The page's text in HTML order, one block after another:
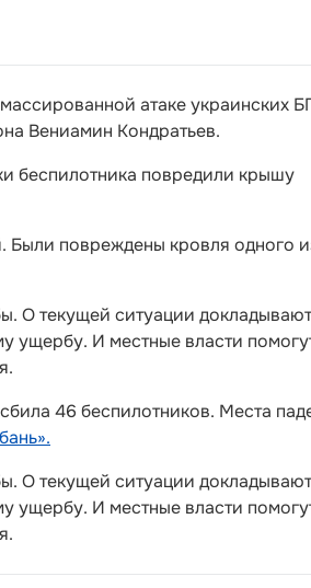
атаке украинских
Вениамин Кондратьев.
беспилотника повредили крышу
Были повреждены кровля одного
О текущей ситуации докладывают
ущербу. И местные власти
46 беспилотников. Места
О текущей ситуации докладывают
ущербу. И местные власти